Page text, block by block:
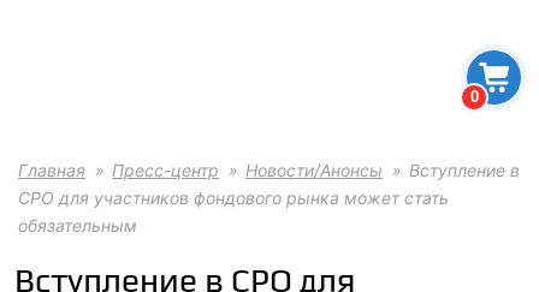
0
Главная Пресс-центр Новости/Анонсы
Вступление в
СРО для участников фондового рынка может стать
обязательным
Вступление в СРО для